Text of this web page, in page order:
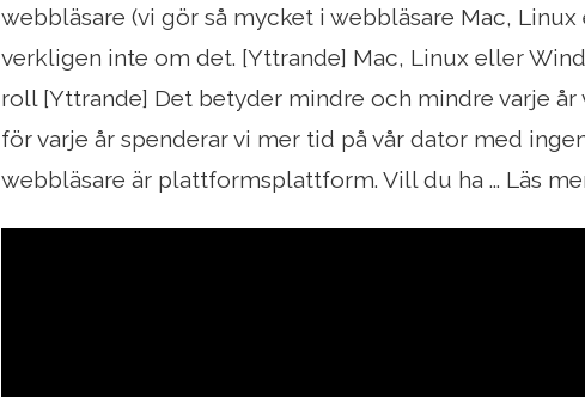
webbläsare (vi gör så mycket i webbläsare Mac,
verkligen inte om det. [Yttrande] Mac, Linux eller
roll [Yttrande] Det betyder mindre och mindre varje
för varje år spenderar vi mer tid på vår dator med
webbläsare är plattformsplattform. Vill du ha ... Läs